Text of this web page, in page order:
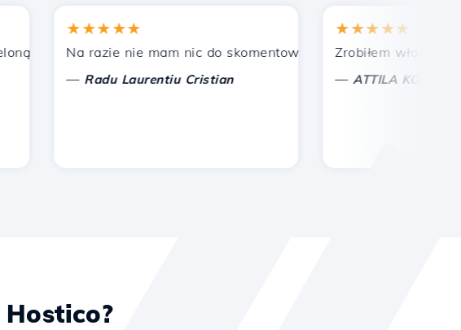
★★★★★
Na razie nie mam nic do skomentowania, tylko do docenienia. Z
Radu Laurentiu Cristian
★★★★★
Zrobiłem właściwy
ATTILA KOLES